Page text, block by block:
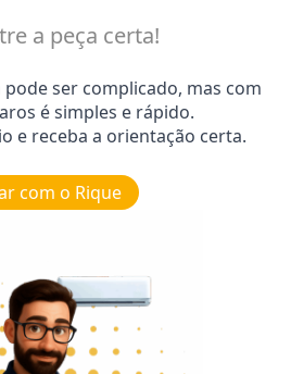
a peça certa!
pode ser complicado, mas com
é simples e rápido.
e receba a orientação certa.
com o Rique